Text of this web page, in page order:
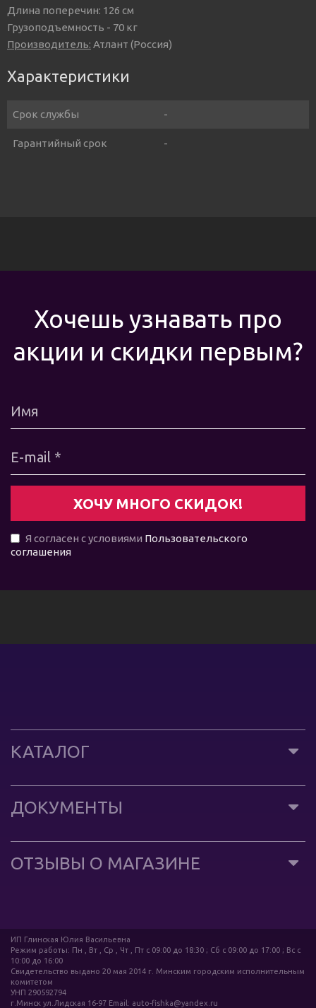
Длина поперечин: 126 см
Грузоподъемность - 70 кг
Производитель: Атлант (Россия)
Характеристики
Срок службы -
Гарантийный срок -
Хочешь узнавать про
акции и скидки первым?
Я согласен с условиями Пользовательского
соглашения
КАТАЛОГ
ДОКУМЕНТЫ
ОТЗЫВЫ О МАГАЗИНЕ
ИП Глинская Юлия Васильевна
Режим работы: Пн , Вт , Ср , Чт , Пт c 09:00 до 18:30 ; Сб c 09:00 до 17:00 ; Вс c
10:00 до 16:00
Свидетельство выдано 20 мая 2014 г. Минским городским исполнительным
комитетом
УНП 290592794
г.Минск ул.Лидская 16-97 Email: auto-fishka@yandex.ru